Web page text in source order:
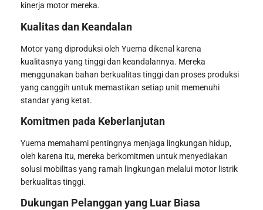
kinerja motor mereka.
Kualitas dan Keandalan
Motor yang diproduksi oleh Yuema dikenal karena
kualitasnya yang tinggi dan keandalannya. Mereka
menggunakan bahan berkualitas tinggi dan proses produksi
yang canggih untuk memastikan setiap unit memenuhi
standar yang ketat.
Komitmen pada Keberlanjutan
Yuema memahami pentingnya menjaga lingkungan hidup,
oleh karena itu, mereka berkomitmen untuk menyediakan
solusi mobilitas yang ramah lingkungan melalui motor listrik
berkualitas tinggi.
Dukungan Pelanggan yang Luar Biasa